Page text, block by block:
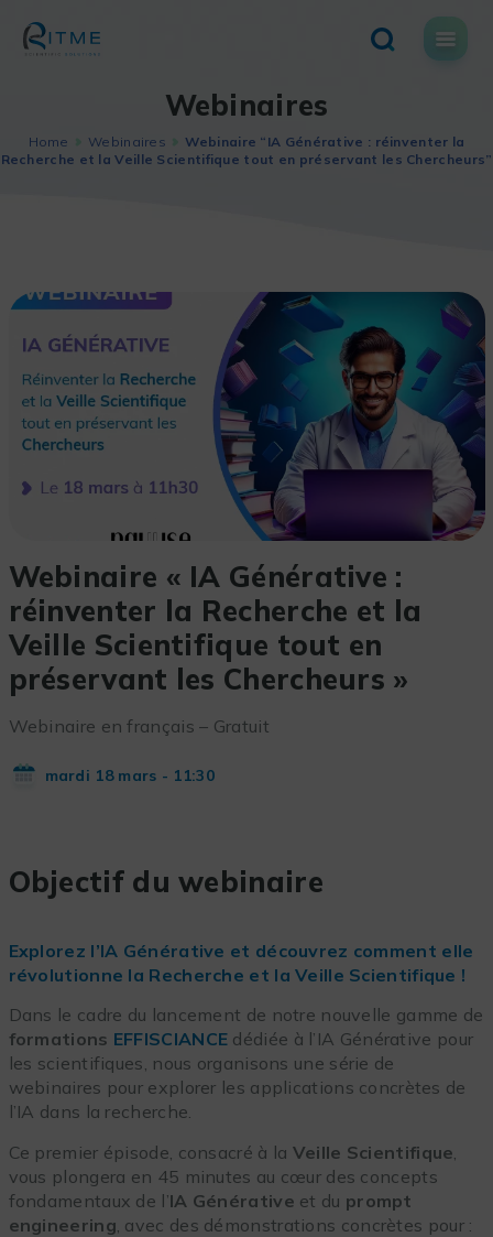
content
Webinaires
Home Webinaires
Webinaire “IA Générative : réinventer la
Recherche et la Veille Scientifique tout en préservant les Chercheurs”
Webinaire « IA Générative :
réinventer la Recherche et la
Veille Scientifique tout en
préservant les Chercheurs »
Webinaire en français – Gratuit
mardi 18 mars - 11:30
Objectif du webinaire
Explorez l’IA Générative et découvrez comment elle
révolutionne la Recherche et la Veille Scientifique !
Dans le cadre du lancement de notre nouvelle gamme de
formations EFFISCIANCE dédiée à l’IA Générative pour
les scientifiques, nous organisons une série de
webinaires pour explorer les applications concrètes de
l’IA dans la recherche.
Ce premier épisode, consacré à la Veille Scientifique
vous plongera en 45 minutes au cœur des concepts
fondamentaux de l’IA Générative et du prompt
engineering , avec des démonstrations concrètes pour: